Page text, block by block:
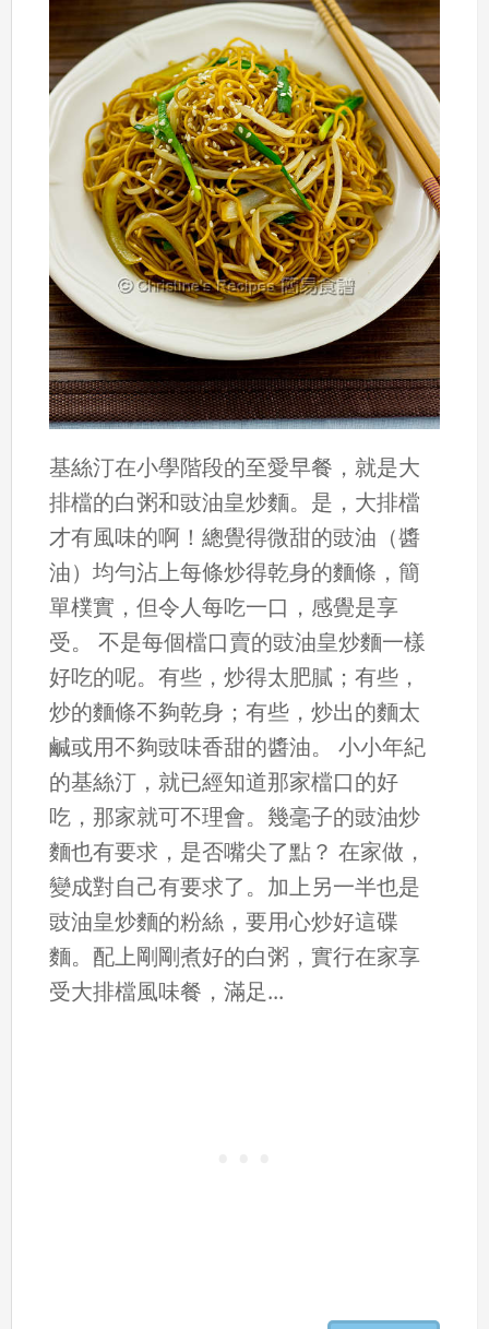
基絲汀在小學階段的至愛早餐，就是大
排檔的白粥和豉油皇炒麵。是，大排檔
才有風味的啊！總覺得微甜的豉油（醬
油）均勻沾上每條炒得乾身的麵條，簡
單樸實，但令人每吃一口，感覺是享
受。 不是每個檔口賣的豉油皇炒麵一樣
好吃的呢。有些，炒得太肥膩；有些，
炒的麵條不夠乾身；有些，炒出的麵太
鹹或用不夠豉味香甜的醬油。 小小年紀
的基絲汀，就已經知道那家檔口的好
吃，那家就可不理會。幾毫子的豉油炒
麵也有要求，是否嘴尖了點？ 在家做，
變成對自己有要求了。加上另一半也是
豉油皇炒麵的粉絲，要用心炒好這碟
麵。配上剛剛煮好的白粥，實行在家享
受大排檔風味餐，滿足...